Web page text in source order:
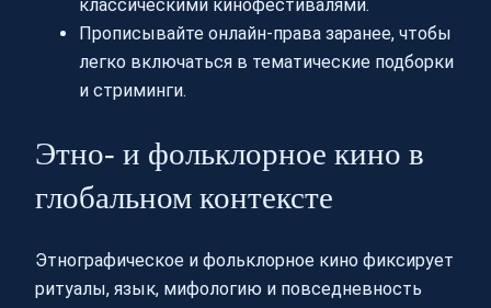
классическими кинофестивалями.
Прописывайте онлайн-права заранее, чтобы
легко включаться в тематические подборки
и стриминги.
Этно- и фольклорное кино в
глобальном контексте
Этнографическое и фольклорное кино фиксирует
ритуалы, язык, мифологию и повседневность